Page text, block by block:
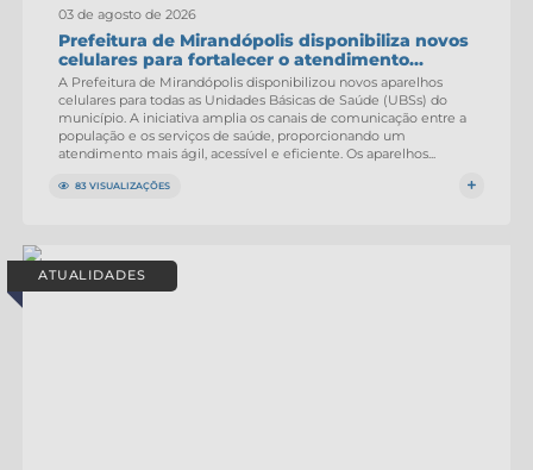
03 de agosto de 2026
Prefeitura de Mirandópolis disponibiliza novos
celulares para fortalecer o atendimento...
A Prefeitura de Mirandópolis disponibilizou novos aparelhos
celulares para todas as Unidades Básicas de Saúde (UBSs) do
município. A iniciativa amplia os canais de comunicação entre a
população e os serviços de saúde, proporcionando um
atendimento mais ágil, acessível e eficiente. Os aparelhos...
83 VISUALIZAÇÕES
ATUALIDADES